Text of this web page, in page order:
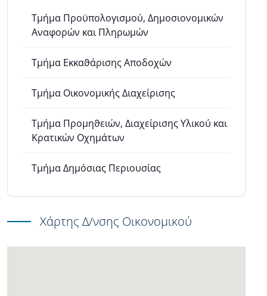
Τμήμα Προϋπολογισμού, Δημοσιονομικών
Αναφορών και Πληρωμών
Τμήμα Εκκαϑάρισης Αποδοχών
Τμήμα Οικονομικής Διαχείρισης
Τμήμα Προμηϑειών, Διαχείρισης Υλικού και
Κρατικών Οχημάτων
Τμήμα Δημόσιας Περιουσίας
Χάρτης Δ/νσης Οικονομικού